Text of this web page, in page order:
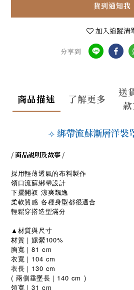
貨到通知我
加入追蹤清
分享到
商品描述 了解更多
送
⟢ 綁帶流蘇漸層洋裝
/ 商品說明及故事 /
採用輕薄透氣的布料製作
領口流蘇綁帶設計
下擺開衩涼爽飄逸
柔軟質感各種身型都很適合
輕鬆穿搭造型滿分
▲材質與尺寸
材質｜嫘縈100%
胸寬｜81 cm
衣寬｜104 cm
衣長｜130 cm
( 兩側垂墜長｜140 cm )
領寬｜31 cm